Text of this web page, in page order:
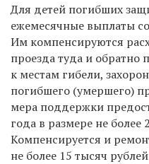
Для детей погибших
ежемесячные выплаты
Им компенсируются
проезда туда и обратно
к местам гибели,
погибшего (умершего)
мера поддержки
года в размере не более
Компенсируется и
не более 15 тысяч